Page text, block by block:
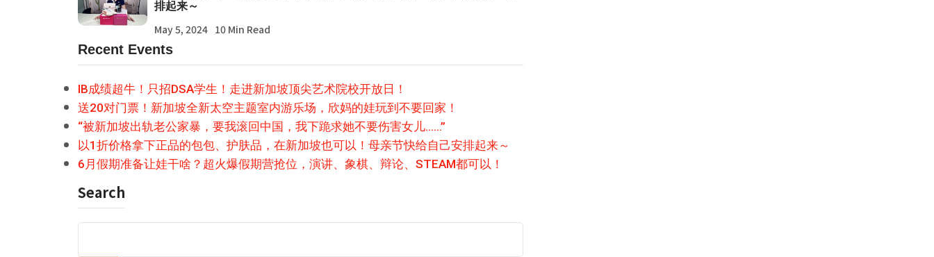
排起来～
May 5, 2024 10 Min Read
Recent Events
IB成绩超牛！只招DSA学生！走进新加坡顶尖艺术院校开放日！
送20对门票！新加坡全新太空主题室内游乐场，欣妈的娃玩到不要回家！
“被新加坡出轨老公家暴，要我滚回中国，我下跪求她不要伤害女儿……”
以1折价格拿下正品的包包、护肤品，在新加坡也可以！母亲节快给自己安排起来～
6月假期准备让娃干啥？超火爆假期营抢位，演讲、象棋、辩论、STEAM都可以！
Search